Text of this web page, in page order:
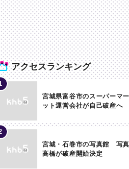
アクセスランキング
宮城県富谷市のスーパーマ
ット運営会社が自己破産へ
宮城・石巻市の写真館 写
高橋が破産開始決定